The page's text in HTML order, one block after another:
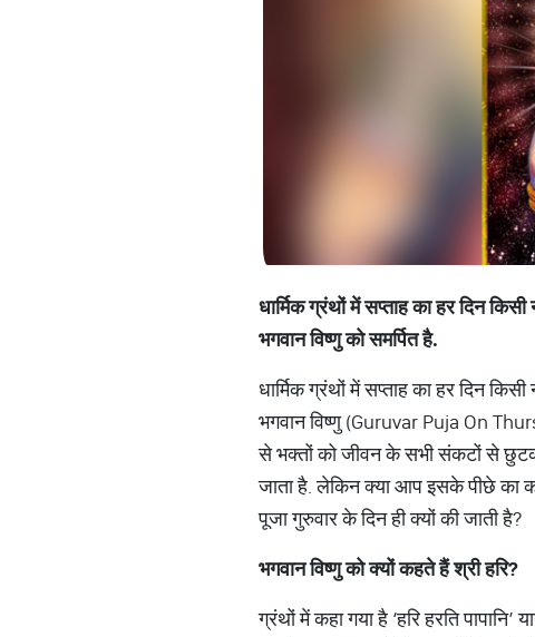
धार्मिक ग्रंथों में सप्ताह का हर दिन
भगवान विष्णु को समर्पित है.
धार्मिक ग्रंथों में सप्ताह का हर दिन
भगवान विष्णु (Guruvar Puja On
से भक्तों को जीवन के सभी संकटों से
जाता है. लेकिन क्या आप इसके पीछे का
पूजा गुरुवार के दिन ही क्यों की जाती है?
भगवानविष्णुकोक्योंकहतेहैंश्रीहरि?
ग्रंथों में कहा गया है ‘हरि हरति